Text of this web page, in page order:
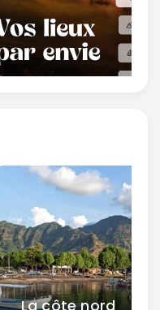
La côte nord